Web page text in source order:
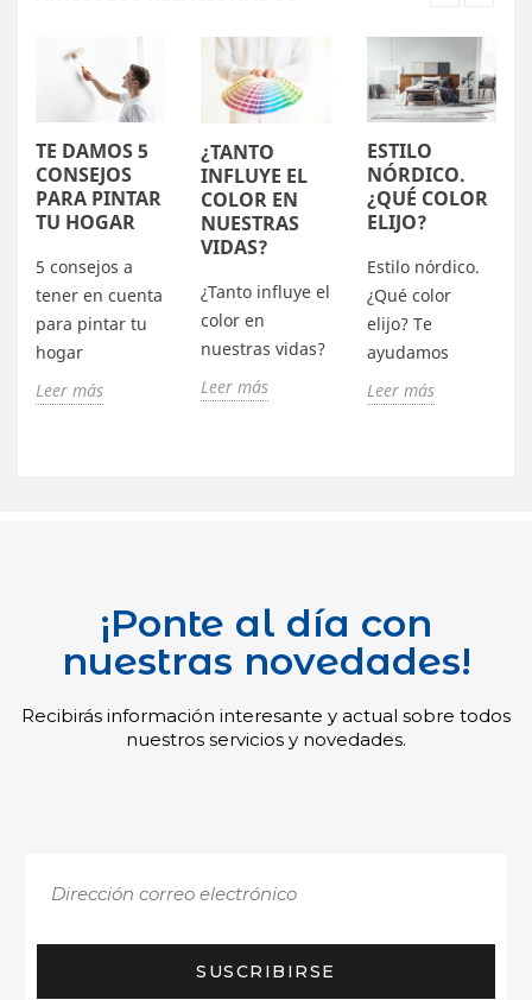
TE DAMOS 5
CONSEJOS
PARA PINTAR
TU HOGAR
5 consejos a
tener en cuenta
para pintar tu
hogar
Leer más
¿TANTO
INFLUYE EL
COLOR EN
NUESTRAS
VIDAS?
¿Tanto influye el
color en
nuestras vidas?
Leer más
ESTILO
NÓRDICO.
¿QUÉ COLOR
ELIJO?
Estilo nórdico.
¿Qué color
elijo? Te
ayudamos
Leer más
¡Ponte al día con
nuestras novedades!
Recibirás información interesante y actual sobre todos
nuestros servicios y novedades.
SUSCRIBIRSE